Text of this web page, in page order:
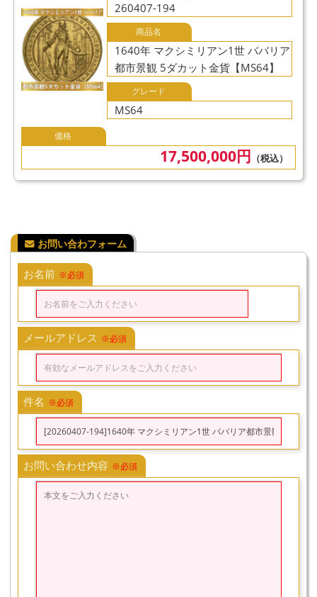
260407-194
商品名
1640年 マクシミリアン1世 ババリア
都市景観 5ダカット金貨【MS64】
グレード
MS64
価格
17,500,000円 （税込）
お名前 ※必須
メールアドレス ※必須
件名 ※必須
お問い合わせ内容 ※必須